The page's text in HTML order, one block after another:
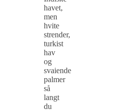
havet,
men
hvite
strender,
turkist
hav
og
svaiende
palmer
så
langt
du